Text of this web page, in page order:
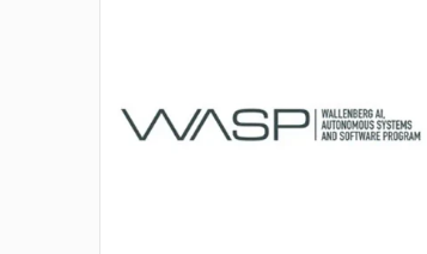
Öppnas i ny flik)